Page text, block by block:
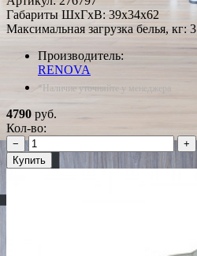
Габариты ШxГxВ: 39x34x62
Максимальная загрузка белья, кг: 3
Производитель:
RENOVA
*Наличие уточняйте у менеджера
4790 руб.
Кол-во:
−
+
Купить